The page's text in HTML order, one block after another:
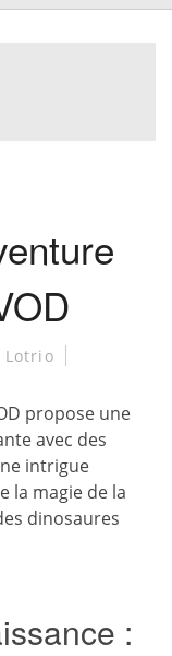
Lotrio
propose une
avec des
intrigue
la magie de la
dinosaures
: